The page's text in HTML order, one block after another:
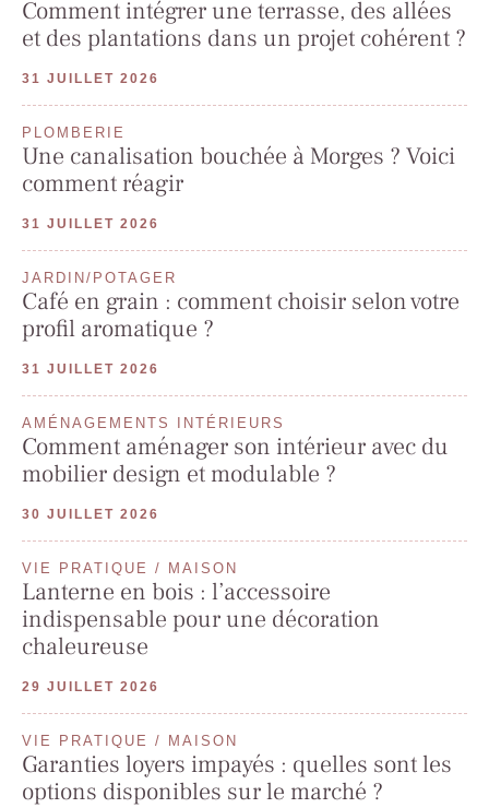
Comment intégrer une terrasse, des allées
et des plantations dans un projet cohérent ?
31 JUILLET 2026
PLOMBERIE
Une canalisation bouchée à Morges ? Voici
comment réagir
31 JUILLET 2026
JARDIN/POTAGER
Café en grain : comment choisir selon votre
profil aromatique ?
31 JUILLET 2026
AMÉNAGEMENTS INTÉRIEURS
Comment aménager son intérieur avec du
mobilier design et modulable ?
30 JUILLET 2026
VIE PRATIQUE / MAISON
Lanterne en bois : l’accessoire
indispensable pour une décoration
chaleureuse
29 JUILLET 2026
VIE PRATIQUE / MAISON
Garanties loyers impayés : quelles sont les
options disponibles sur le marché ?